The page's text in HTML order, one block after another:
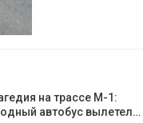
на трассе М-1:
автобус вылетел…